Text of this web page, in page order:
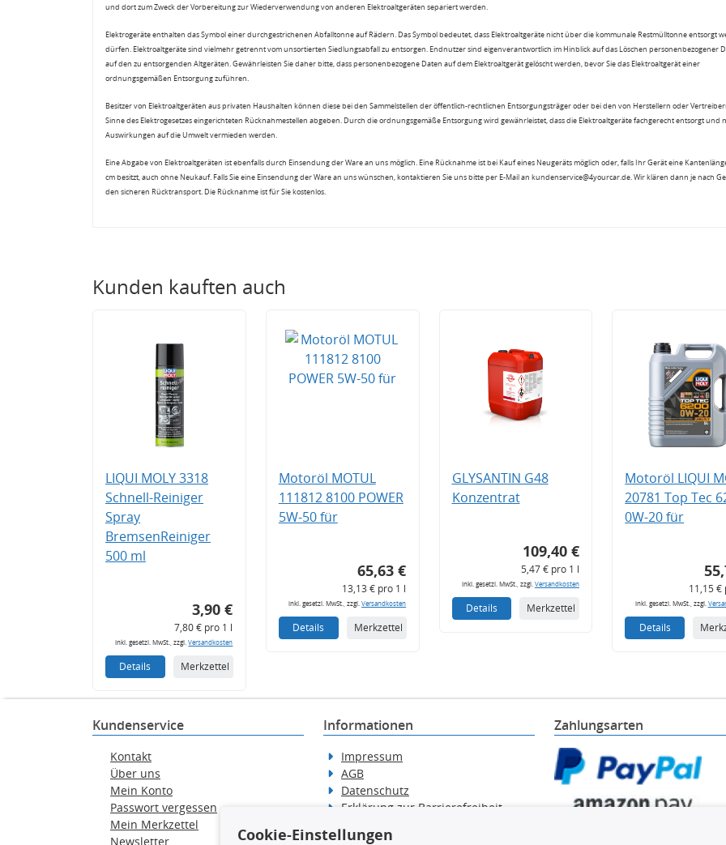
und dort zum Zweck der Vorbereitung zur Wiederverwendung von anderen Elektroaltgeräten separiert werden.
Elektrogeräte enthalten das Symbol einer durchgestrichenen Abfalltonne auf Rädern. Das Symbol bedeutet, dass Elektroaltgeräte nicht über die kommunale Restmülltonne entsorgt
dürfen. Elektroaltgeräte sind vielmehr getrennt vom unsortierten Siedlungsabfall zu entsorgen. Endnutzer sind eigenverantwortlich im Hinblick auf das Löschen personenbezogener
auf den zu entsorgenden Altgeräten. Gewährleisten Sie daher bitte, dass personenbezogene Daten auf dem Elektroaltgerät gelöscht werden, bevor Sie das Elektroaltgerät einer
ordnungsgemäßen Entsorgung zuführen.
Besitzer von Elektroaltgeräten aus privaten Haushalten können diese bei den Sammelstellen der öffentlich-rechtlichen Entsorgungsträger oder bei den von Herstellern oder
Sinne des Elektrogesetzes eingerichteten Rücknahmestellen abgeben. Durch die ordnungsgemäße Entsorgung wird gewährleistet, dass die Elektroaltgeräte fachgerecht entsorgt und
Auswirkungen auf die Umwelt vermieden werden.
Eine Abgabe von Elektroaltgeräten ist ebenfalls durch Einsendung der Ware an uns möglich. Eine Rücknahme ist bei Kauf eines Neugeräts möglich oder, falls Ihr Gerät eine
cm besitzt, auch ohne Neukauf. Falls Sie eine Einsendung der Ware an uns wünschen, kontaktieren Sie uns bitte per E-Mail an kundenservice@4yourcar.de. Wir klären dann je nach
den sicheren Rücktransport. Die Rücknahme ist für Sie kostenlos.
Kunden kauften auch
LIQUI MOLY 3318
Schnell-Reiniger
Spray
BremsenReiniger
500 ml
3,90 €
7,80 € pro 1 l
inkl. gesetzl. MwSt., zzgl.Versandkosten
Details Merkzettel
Motoröl MOTUL
111812 8100 POWER
5W-50 für
65,63 €
13,13 € pro 1 l
inkl. gesetzl. MwSt., zzgl.Versandkosten
Details Merkzettel
GLYSANTIN G48
Konzentrat
109,40 €
5,47 € pro 1 l
inkl. gesetzl. MwSt., zzgl. Versandkosten
Details Merkzettel
Motoröl LIQUI
20781 Top Tec
0W-20 für
11,15 €
inkl. gesetzl. MwSt., zzgl.
Details
Kundenservice
Kontakt
Über uns
Mein Konto
Passwort vergessen
Mein Merkzettel
Newsletter
Informationen
Impressum
AGB
Datenschutz
Erklärung zur Barrierefreiheit
Widerrufsbelehrung
Zahlungsarten
Cookie-Einstellungen